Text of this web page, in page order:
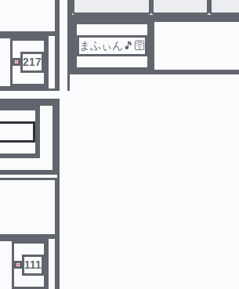
217
まふぃん🎵🛜
111